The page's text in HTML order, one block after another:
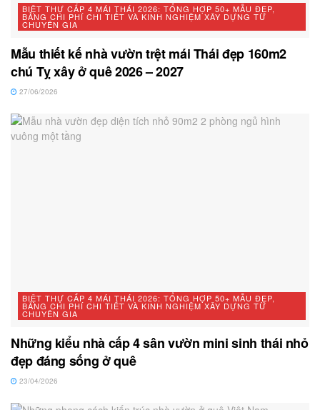
BIỆT THỰ CẤP 4 MÁI THÁI 2026: TỔNG HỢP 50+ MẪU ĐẸP,
BẢNG CHI PHÍ CHI TIẾT VÀ KINH NGHIỆM XÂY DỰNG TỪ
CHUYÊN GIA
Mẫu thiết kế nhà vườn trệt mái Thái đẹp 160m2
chú Tỵ xây ở quê 2026 – 2027
27/06/2026
BIỆT THỰ CẤP 4 MÁI THÁI 2026: TỔNG HỢP 50+ MẪU ĐẸP,
BẢNG CHI PHÍ CHI TIẾT VÀ KINH NGHIỆM XÂY DỰNG TỪ
CHUYÊN GIA
Những kiểu nhà cấp 4 sân vườn mini sinh thái nhỏ
đẹp đáng sống ở quê
23/04/2026